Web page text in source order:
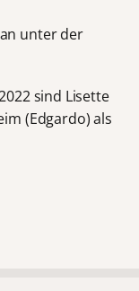
unter der
sind Lisette
(Edgardo) als